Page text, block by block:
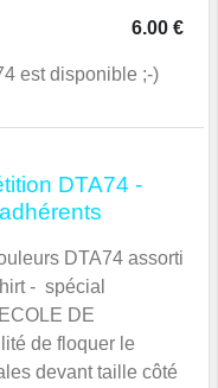
6.00 €
est disponible ;-)
DTA74 -
DTA74 assorti
- spécial
DE
de floquer le
devant taille côté